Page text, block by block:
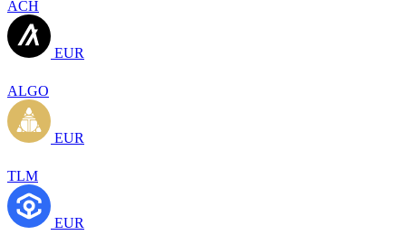
ACH
EUR
ALGO
EUR
TLM
EUR